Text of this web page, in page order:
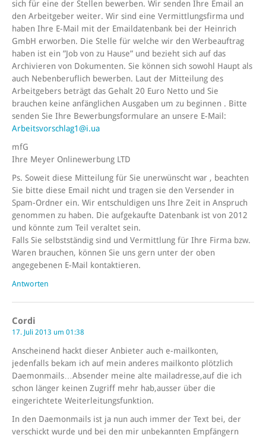
sich für eine der Stellen bewerben. Wir senden Ihre Email an
den Arbeitgeber weiter. Wir sind eine Vermittlungsfirma und
haben Ihre E-Mail mit der Emaildatenbank bei der Heinrich
GmbH erworben. Die Stelle für welche wir den Werbeauftrag
haben ist ein ”Job von zu Hause” und bezieht sich auf das
Archivieren von Dokumenten. Sie können sich sowohl Haupt als
auch Nebenberuflich bewerben. Laut der Mitteilung des
Arbeitgebers beträgt das Gehalt 20 Euro Netto und Sie
brauchen keine anfänglichen Ausgaben um zu beginnen . Bitte
senden Sie Ihre Bewerbungsformulare an unsere E-Mail:
Arbeitsvorschlag1@i.ua
mfG
Ihre Meyer Onlinewerbung LTD
Ps. Soweit diese Mitteilung für Sie unerwünscht war , beachten
Sie bitte diese Email nicht und tragen sie den Versender in
Spam-Ordner ein. Wir entschuldigen uns Ihre Zeit in Anspruch
genommen zu haben. Die aufgekaufte Datenbank ist von 2012
und könnte zum Teil veraltet sein.
Falls Sie selbstständig sind und Vermittlung für Ihre Firma bzw.
Waren brauchen, können Sie uns gern unter der oben
angegebenen E-Mail kontaktieren.
Antworten
Cordi
17. Juli 2013 um 01:38
Anscheinend hackt dieser Anbieter auch e-mailkonten,
jedenfalls bekam ich auf mein anderes mailkonto plötzlich
Daemonmails…Absender meine alte mailadresse,auf die ich
schon länger keinen Zugriff mehr hab,ausser über die
eingerichtete Weiterleitungsfunktion.
In den Daemonmails ist ja nun auch immer der Text bei, der
verschickt wurde und bei den mir unbekannten Empfängern